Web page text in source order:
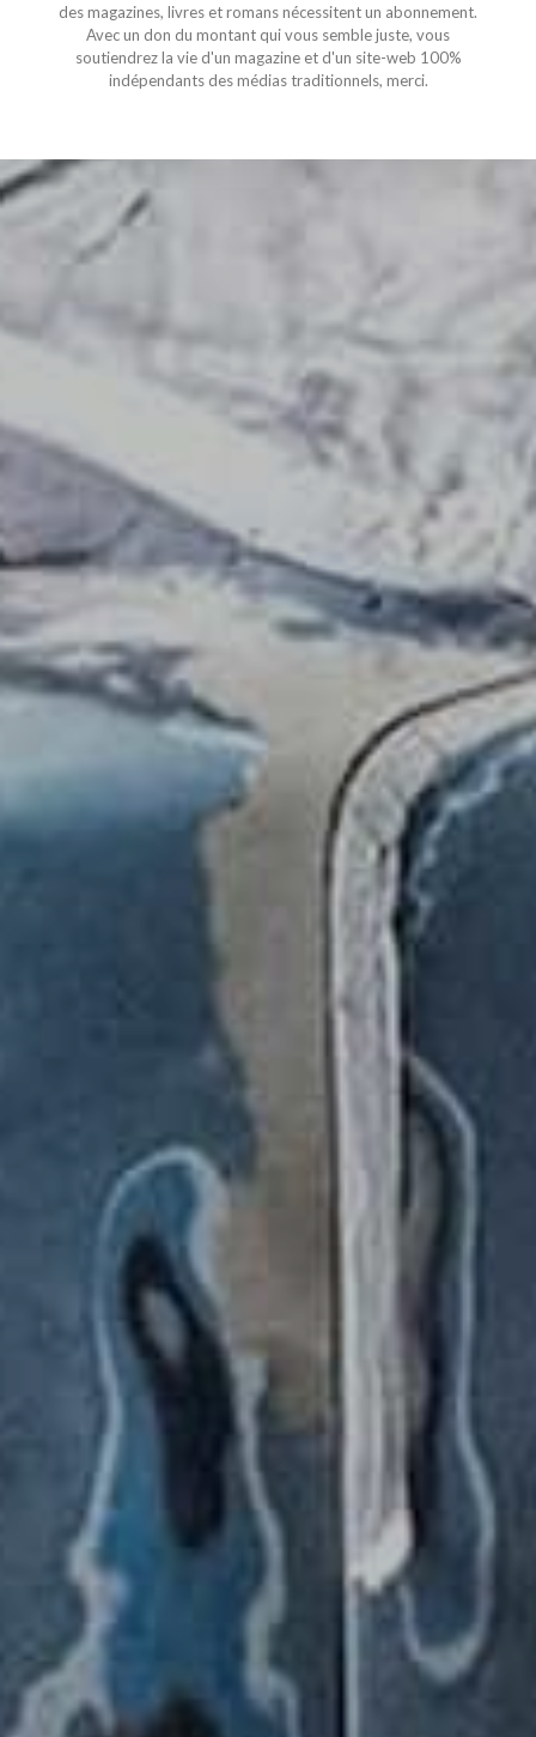
des magazines, livres et romans nécessitent un abonnement.
Avec un don du montant qui vous semble juste, vous
soutiendrez la vie d'un magazine et d'un site-web 100%
indépendants des médias traditionnels, merci.